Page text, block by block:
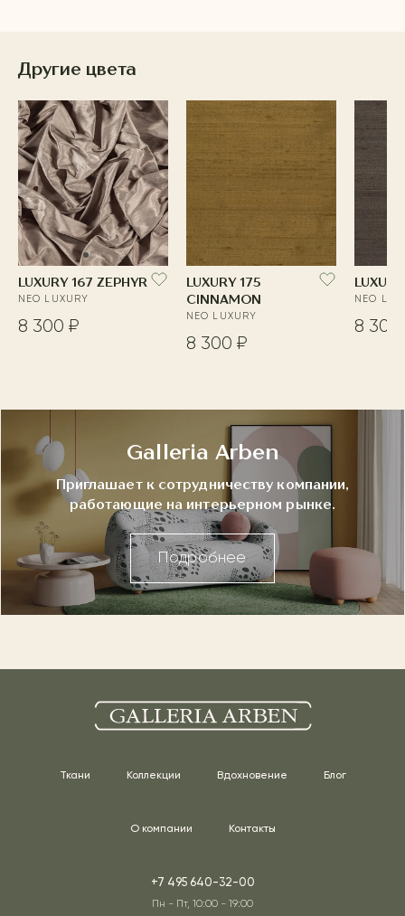
Другие цвета
LUXURY 167 ZEPHYR
NEO LUXURY
8 300 ₽
LUXURY 175
CINNAMON
NEO LUXURY
8 300 ₽
NEO
8 300
Galleria Arben
Приглашает к сотрудничеству компании,
работающие на интерьерном рынке.
Подробнее
Ткани Коллекции Вдохновение Блог
О компании Контакты
+7 495 640-32-00
Пн - Пт, 10:00 - 19:00